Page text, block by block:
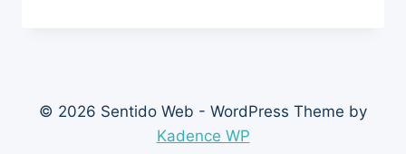
© 2026 Sentido Web - WordPress Theme by
Kadence WP